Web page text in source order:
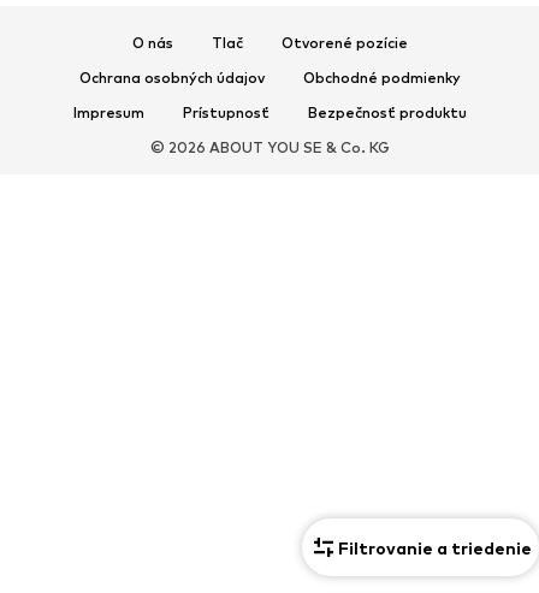
Filtrovanie a triedenie
Bielizeň & plavky
Tréningové komplety
Doplnky
O nás Tlač
Otvorené pozície
Ochrana osobných údajov
Obchodné podmienky
Impresum
Prístupnosť
Bezpečnosť produktu
© 2026 ABOUT YOU SE & Co. KG